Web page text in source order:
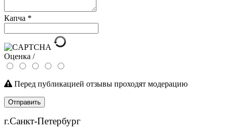
Капча *
Оценка /
Перед публикацией отзывы проходят модерацию
Отправить
г.Санкт-Петербург